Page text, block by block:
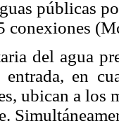
públicas
conexiones
del agua
en
ubican a los